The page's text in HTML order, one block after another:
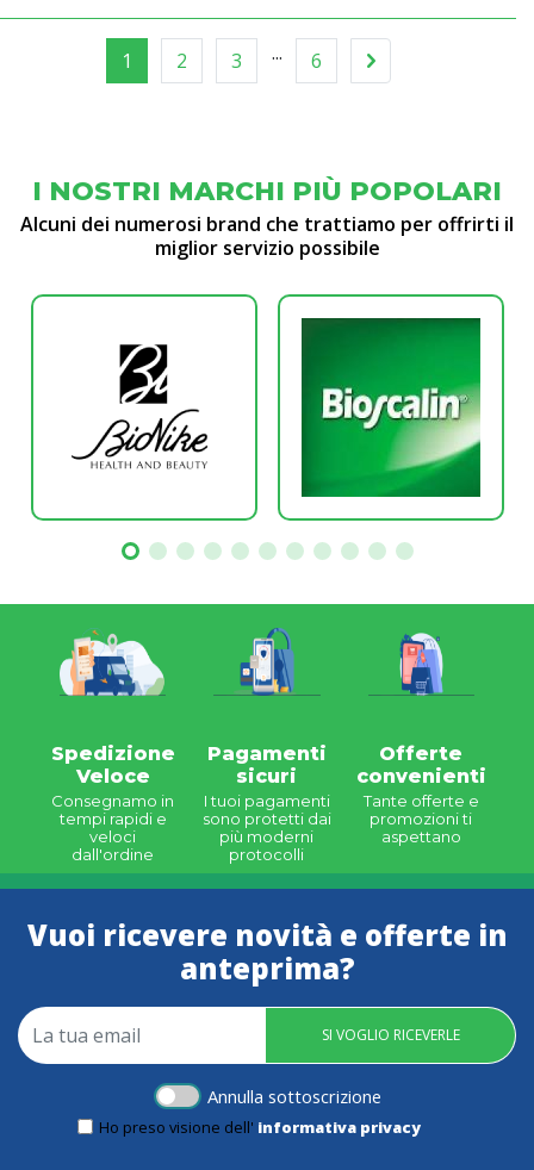
1 2 3 ... 6
I NOSTRI MARCHI PIÙ POPOLARI
Alcuni dei numerosi brand che trattiamo per offrirti il
miglior servizio possibile
Spedizione
Veloce
Consegnamo in
tempi rapidi e
veloci
dall'ordine
Pagamenti
sicuri
I tuoi pagamenti
sono protetti dai
più moderni
protocolli
Offerte
convenienti
Tante offerte e
promozioni ti
aspettano
Vuoi ricevere novità e offerte in
anteprima?
SI VOGLIO RICEVERLE
Ho preso visione dell' informativa privacy
Annulla sottoscrizione